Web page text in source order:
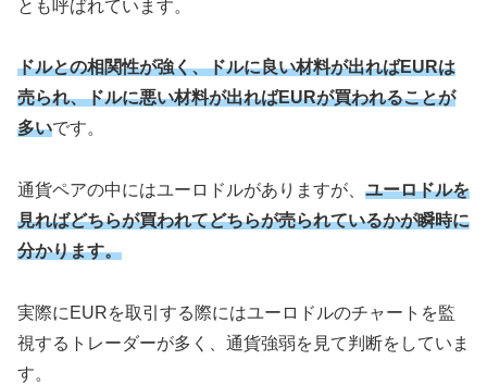
とも呼ばれています。
ドルとの相関性が強く、ドルに良い材料が出ればEURは
売られ、ドルに悪い材料が出ればEURが買われることが
多いです。
通貨ペアの中にはユーロドルがありますが、 ユーロドルを
見ればどちらが買われてどちらが売られているかが瞬時に
分かります。
実際にEURを取引する際にはユーロドルのチャートを監
視するトレーダーが多く、通貨強弱を見て判断をしていま
す。